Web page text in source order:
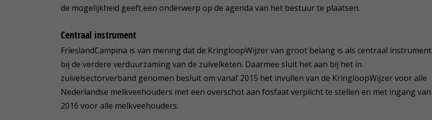
de mogelijkheid geeft een onderwerp op de agenda van het bestuur te plaatsen.
Centraal instrument
FrieslandCampina is van mening dat de KringloopWijzer van groot belang is als centraal instrument
bij de verdere verduurzaming van de zuivelketen. Daarmee sluit het aan bij het in
zuivelsectorverband genomen besluit om vanaf 2015 het invullen van de KringloopWijzer voor alle
Nederlandse melkveehouders met een overschot aan fosfaat verplicht te stellen en met ingang van
2016 voor alle melkveehouders.